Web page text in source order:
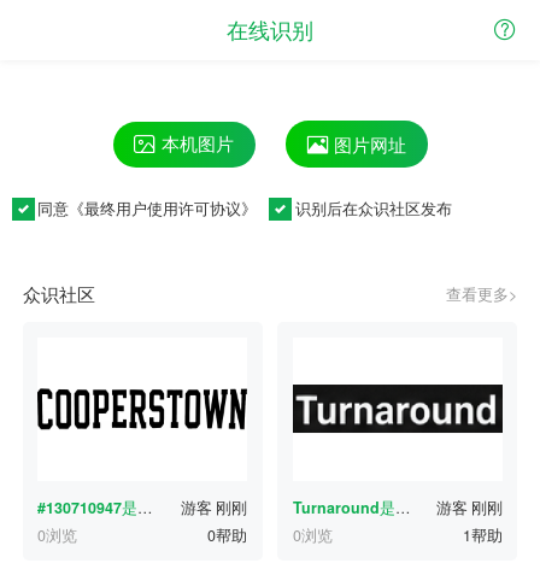
在线识别
本机图片 图片网址
同意《最终用户使用许可协议》 识别后在众识社区发布
众识社区 查看更多>
#130710947是什么字体？ 游客 刚刚
0浏览
0帮助
Turnaround是什么字体？ 游客 刚刚
0浏览
1帮助